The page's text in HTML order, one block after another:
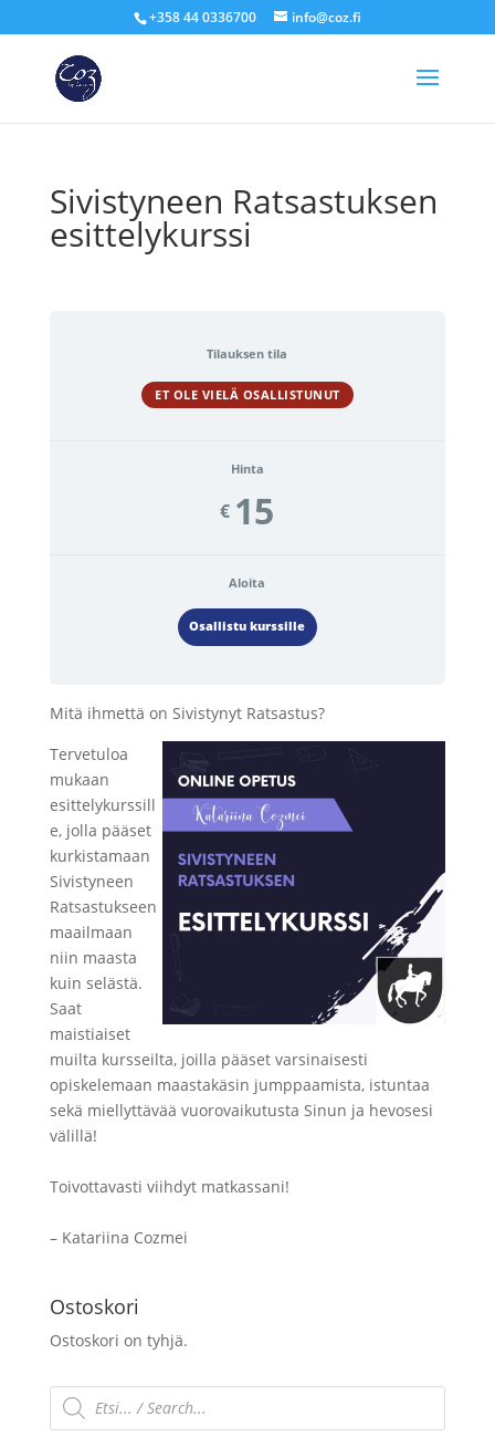
+358 44 0336700 info@coz.fi
Sivistyneen Ratsastuksen
esittelykurssi
Tilauksen tila
ET OLE VIELÄ OSALLISTUNUT
Hinta
€ 15
Aloita
Osallistu kurssille
Mitä ihmettä on Sivistynyt Ratsastus?
Tervetuloa
mukaan
esittelykurssill
e, jolla pääset
kurkistamaan
Sivistyneen
Ratsastukseen
maailmaan
niin maasta
kuin selästä.
Saat
maistiaiset
muilta kursseilta, joilla pääset varsinaisesti
opiskelemaan maastakäsin jumppaamista, istuntaa
sekä miellyttävää vuorovaikutusta Sinun ja hevosesi
välillä!
Toivottavasti viihdyt matkassani!
– Katariina Cozmei
Ostoskori
Ostoskori on tyhjä.
Products
search